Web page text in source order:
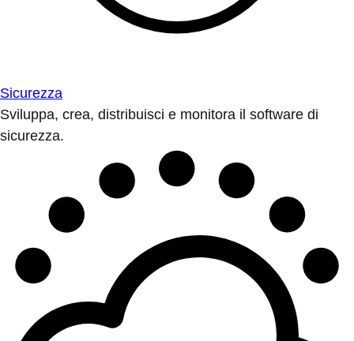
Sicurezza
Sviluppa, crea, distribuisci e monitora il software di
sicurezza.